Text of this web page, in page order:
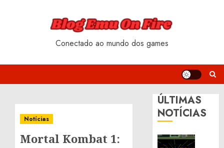
Conectado ao mundo dos games
Notícias
Mortal Kombat 1:
ÚLTIMAS
NOTÍCIAS